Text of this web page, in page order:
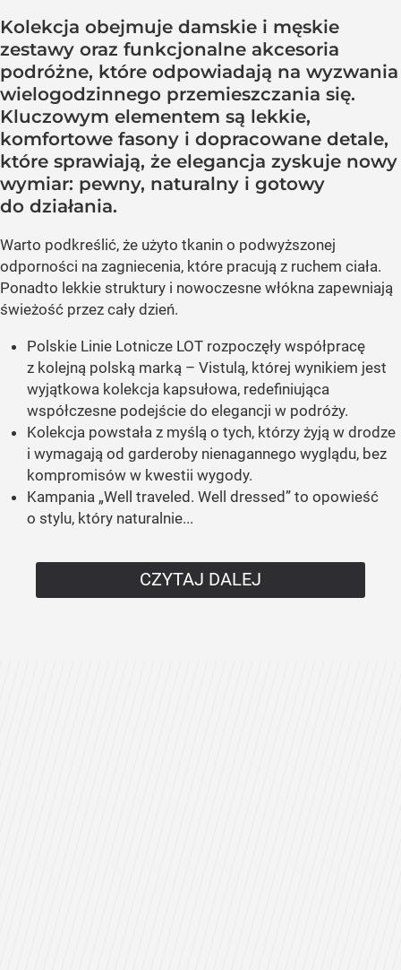
Kolekcja obejmuje damskie i męskie
zestawy oraz funkcjonalne akcesoria
podróżne, które odpowiadają na wyzwania
wielogodzinnego przemieszczania się.
Kluczowym elementem są lekkie,
komfortowe fasony i dopracowane detale,
które sprawiają, że elegancja zyskuje nowy
wymiar: pewny, naturalny i gotowy
do działania.
Warto podkreślić, że użyto tkanin o podwyższonej
odporności na zagniecenia, które pracują z ruchem ciała.
Ponadto lekkie struktury i nowoczesne włókna zapewniają
świeżość przez cały dzień.
Polskie Linie Lotnicze LOT rozpoczęły współpracę
z kolejną polską marką – Vistulą, której wynikiem jest
wyjątkowa kolekcja kapsułowa, redefiniująca
współczesne podejście do elegancji w podróży.
Kolekcja powstała z myślą o tych, którzy żyją w drodze
i wymagają od garderoby nienagannego wyglądu, bez
kompromisów w kwestii wygody.
Kampania „Well traveled. Well dressed” to opowieść
o stylu, który naturalnie...
CZYTAJ DALEJ